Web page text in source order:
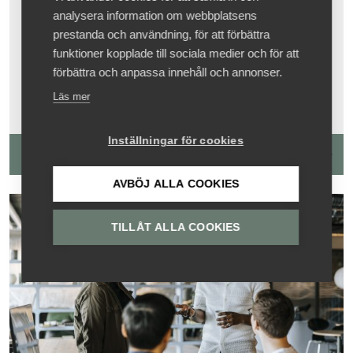
7 okt, 13:00 - 16:00,
25 nov, 13:00 - 16:00,
28 jan, 13:00 - 16:00 och
11 mar, 13:00 - 16:00
analysera information om webbplatsens
prestanda och användning, för att förbättra
funktioner kopplade till sociala medier och för att
förbättra och anpassa innehåll och annonser.
Läs mer
Inställningar för cookies
AVBÖJ ALLA COOKIES
TILLÅT ALLA COOKIES